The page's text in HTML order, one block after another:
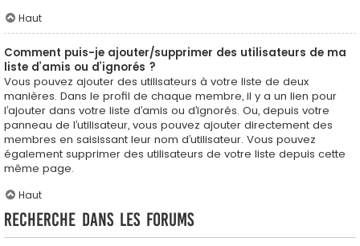
Haut
Comment puis-je ajouter/supprimer des utilisateurs de ma
liste d’amis ou d’ignorés ?
Vous pouvez ajouter des utilisateurs à votre liste de deux
manières. Dans le profil de chaque membre, il y a un lien pour
l’ajouter dans votre liste d’amis ou d’ignorés. Ou, depuis votre
panneau de l’utilisateur, vous pouvez ajouter directement des
membres en saisissant leur nom d’utilisateur. Vous pouvez
également supprimer des utilisateurs de votre liste depuis cette
même page.
Haut
Recherche dans les forums